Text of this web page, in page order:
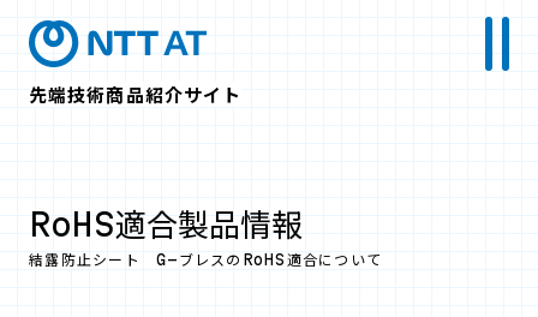
先端技術商品紹介サイト
RoHS適合製品情報
結露防止シート G-ブレスのRoHS適合について